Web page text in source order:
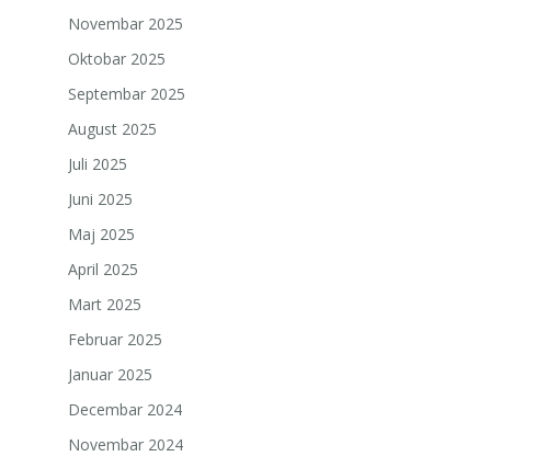
Novembar 2025
Oktobar 2025
Septembar 2025
August 2025
Juli 2025
Juni 2025
Maj 2025
April 2025
Mart 2025
Februar 2025
Januar 2025
Decembar 2024
Novembar 2024